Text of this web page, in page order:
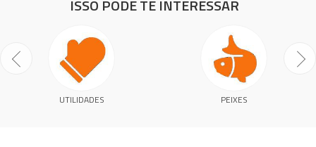
ISSO PODE TE INTERESSAR
UTILIDADES PEIXES